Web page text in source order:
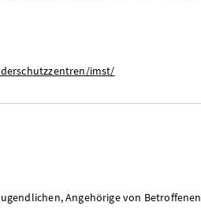
imst/
Angehörige von Betroffenen